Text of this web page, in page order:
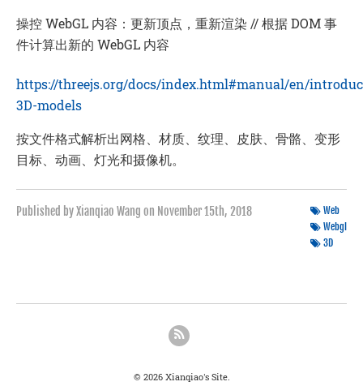
操控WebGL 内容：更新顶点，重新渲染 // 根据 DOM 事
件计算出新的 WebGL 内容
https://threejs.org/docs/index.html#manual/en/
3D-models
按文件格式解析出网格、材质、纹理、皮肤、骨骼、变形
目标、动画、灯光和摄像机。
Published by Xianqiao Wang on November 15th, 2018
Web
Webgl
3D
© 2026 Xianqiao's Site.